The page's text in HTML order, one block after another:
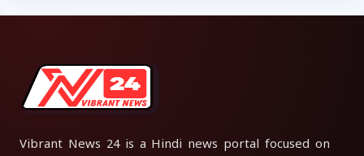
Vibrant News 24 is a Hindi news portal focused on